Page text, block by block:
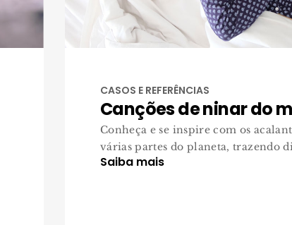
CASOS E REFERÊNCIAS
Canções de ninar do
Conheça e se inspire com os
várias partes do planeta, trazendo
Saiba mais